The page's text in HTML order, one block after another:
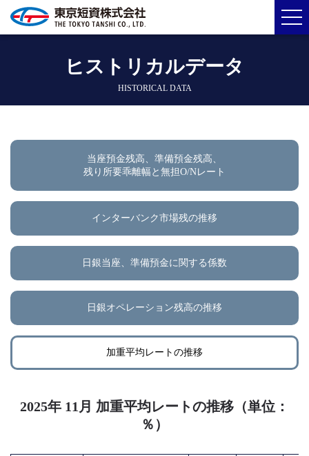
ヒストリカルデータ
HISTORICAL DATA
当座預金残高、準備預金残高、
残り所要乖離幅と無担O/Nレート
インターバンク市場残の推移
日銀当座、準備預金に関する係数
日銀オペレーション残高の推移
加重平均レートの推移
2025年 11月 加重平均レートの推移（単位：
％）